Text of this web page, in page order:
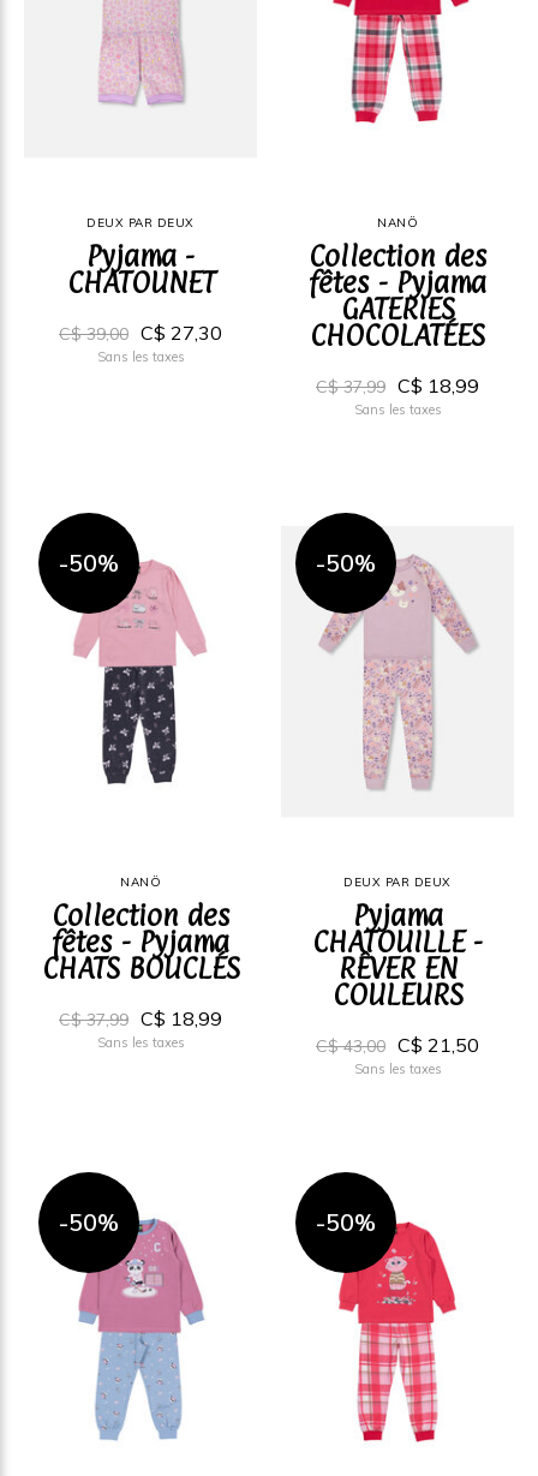
DEUX PAR DEUX
Pyjama -
CHATOUNET
C$ 39,00 C$ 27,30
Sans les taxes
NANÖ
Collection des
fêtes - Pyjama
GATERIES
CHOCOLATÉES
C$ 37,99 C$ 18,99
Sans les taxes
-50%
NANÖ
Collection des
fêtes - Pyjama
CHATS BOUCLÉS
C$ 37,99 C$ 18,99
Sans les taxes
-50%
DEUX PAR DEUX
Pyjama
CHATOUILLE -
RÊVER EN
COULEURS
C$ 43,00 C$ 21,50
Sans les taxes
-50% -50%